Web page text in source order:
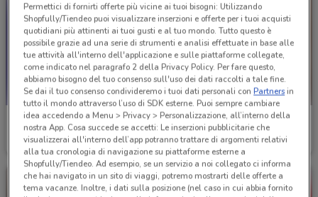
Primigi
Scade il 19/05 2.3 km
Cam
Scade il 31/12 3.1 km
Permettici di fornirti offerte più vicine ai tuoi bisogni: Utilizzando
Shopfully/Tiendeo puoi visualizzare inserzioni e offerte per i tuoi acquisti
quotidiani più attinenti ai tuoi gusti e al tuo mondo. Tutto questo è
possibile grazie ad una serie di strumenti e analisi effettuate in base alle
tue attività all'interno dell'applicazione e sulle piattaforme collegate,
come indicato nel paragrafo 2 della Privacy Policy. Per fare questo,
abbiamo bisogno del tuo consenso sull'uso dei dati raccolti a tale fine.
Se dai il tuo consenso condivideremo i tuoi dati personali conPartnersin
tutto il mondo attraverso l’uso di SDK esterne. Puoi sempre cambiare
idea accedendo a Menu > Privacy > Personalizzazione, all’interno della
nostra App. Cosa succede se accetti: Le inserzioni pubblicitarie che
visualizzerai all'interno dell’app potranno trattare di argomenti relativi
alla tua cronologia di navigazione su piattaforme esterne a
Shopfully/Tiendeo. Ad esempio, se un servizio a noi collegato ci informa
che hai navigato in un sito di viaggi, potremo mostrarti delle offerte a
tema vacanze. Inoltre, i dati sulla posizione (nel caso in cui abbia fornito